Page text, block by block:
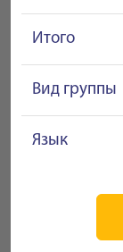
Итого
Вид группы
Язык